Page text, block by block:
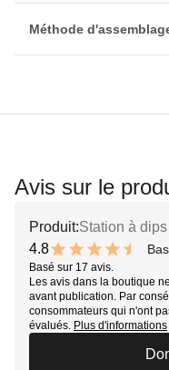
Méthode
Avis sur le
Produit:Station à
4.8
9.6 out of 10 stars
Basé sur 17 avis.
Les avis dans la boutique
avant publication. Par
consommateurs qui n'ont
évalués. Plus d'informations